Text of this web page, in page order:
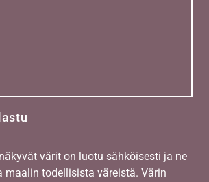
värit on luotu sähköisesti ja ne
maalin todellisista väreistä. Värin